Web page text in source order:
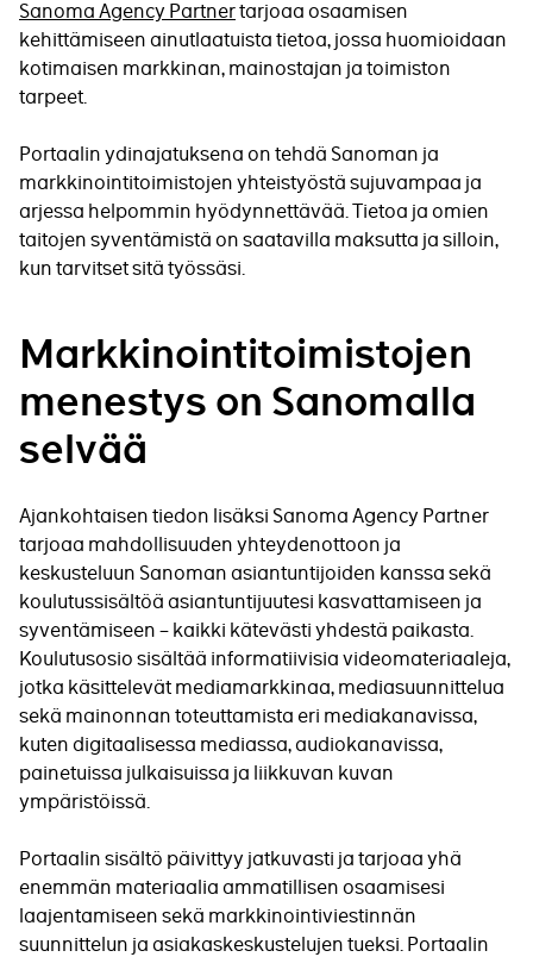
Sanoma Agency Partnertarjoaa osaamisen
kehittämiseen ainutlaatuista tietoa, jossa huomioidaan
kotimaisen markkinan, mainostajan ja toimiston
tarpeet.
Portaalin ydinajatuksena on tehdä Sanoman ja
markkinointitoimistojen yhteistyöstä sujuvampaa ja
arjessa helpommin hyödynnettävää. Tietoa ja omien
taitojen syventämistä on saatavilla maksutta ja silloin,
kun tarvitset sitä työssäsi.
Markkinointitoimistojen
menestys on Sanomalla
selvää
Ajankohtaisen tiedon lisäksi Sanoma Agency Partner
tarjoaa mahdollisuuden yhteydenottoon ja
keskusteluun Sanoman asiantuntijoiden kanssa sekä
koulutussisältöä asiantuntijuutesi kasvattamiseen ja
syventämiseen – kaikki kätevästi yhdestä paikasta.
Koulutusosio sisältää informatiivisia videomateriaaleja,
jotka käsittelevät mediamarkkinaa, mediasuunnittelua
sekä mainonnan toteuttamista eri mediakanavissa,
kuten digitaalisessa mediassa, audiokanavissa,
painetuissa julkaisuissa ja liikkuvan kuvan
ympäristöissä.
Portaalin sisältö päivittyy jatkuvasti ja tarjoaa yhä
enemmän materiaalia ammatillisen osaamisesi
laajentamiseen sekä markkinointiviestinnän
suunnittelun ja asiakaskeskustelujen tueksi. Portaalin